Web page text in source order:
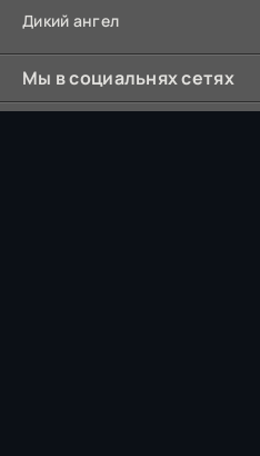
Дикий ангел
Мы в социальнях сетях